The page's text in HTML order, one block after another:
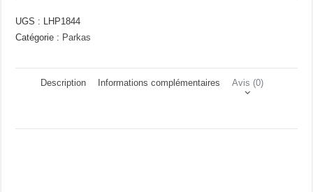
à
capuche
UGS : LHP1844
Catégorie : Parkas
Description Informations complémentaires Avis (0)